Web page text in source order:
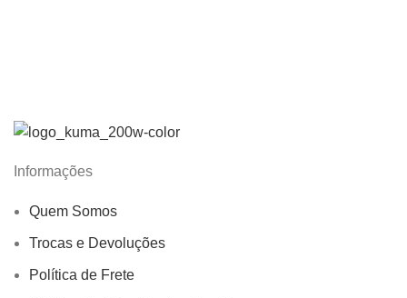
Informações
Quem Somos
Trocas e Devoluções
Política de Frete